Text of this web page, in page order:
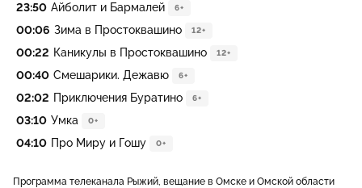
23:50 Айболит и Бармалей 6+
00:06 Зима в Простоквашино 12+
00:22 Каникулы в Простоквашино 12+
00:40 Смешарики. Дежавю 6+
02:02 Приключения Буратино 6+
03:10 Умка 0+
04:10 Про Миру и Гошу 0+
Программа телеканала Рыжий, вещание в Омске и Омской области